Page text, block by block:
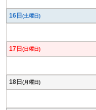
16日 (土曜日)
17日 (日曜日)
18日 (月曜日)